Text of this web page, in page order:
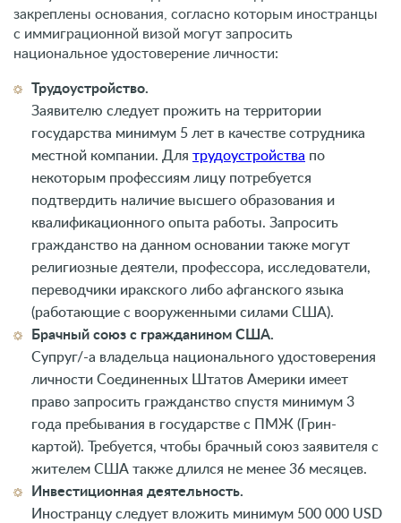
закреплены основания, согласно которым иностранцы
с иммиграционной визой могут запросить
национальное удостоверение личности:
Трудоустройство.
Заявителю следует прожить на территории
государства минимум 5 лет в качестве сотрудника
местной компании. Для трудоустройства по
некоторым профессиям лицу потребуется
подтвердить наличие высшего образования и
квалификационного опыта работы. Запросить
гражданство на данном основании также могут
религиозные деятели, профессора, исследователи,
переводчики иракского либо афганского языка
(работающие с вооруженными силами США).
Брачный союз с гражданином США.
Супруг/-а владельца национального удостоверения
личности Соединенных Штатов Америки имеет
право запросить гражданство спустя минимум 3
года пребывания в государстве с ПМЖ (Грин-
картой). Требуется, чтобы брачный союз заявителя с
жителем США также длился не менее 36 месяцев.
Инвестиционная деятельность.
Иностранцу следует вложить минимум 500 000 USD